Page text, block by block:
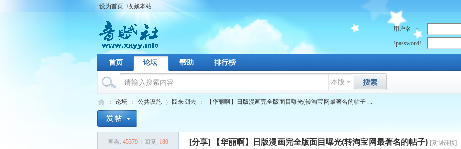
设为首页 收藏本站
用户名
!password!
首页 论坛 帮助 排行榜
本版 搜索
论坛
›
公共设施
›
囧来囧去
›
【华丽啊】日版漫画完全版面目曝光(转淘宝网最著名的帖子 ...
查看: 45379 回复: 180 [分享] 【华丽啊】日版漫画完全版面目曝光(转淘宝网最著名的帖子) [复制链接]